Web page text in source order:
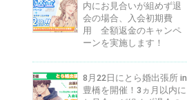
内にお見合いが組めず退
会の場合、入会初期費
用 全額返金のキャンペ
ーンを実施します！
8月22日にとら婚出張所 in
豊橋を開催！3ヵ月以内に